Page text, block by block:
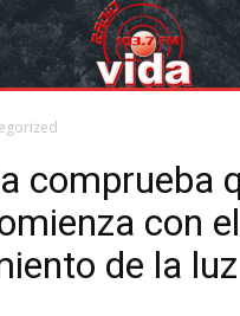
comprueba
con el
de la luz